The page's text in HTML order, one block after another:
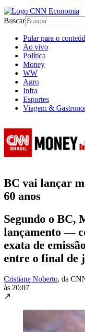
Buscar
Pular para o
Ao vivo
Política
Money
WW
Agro
Infra
Esportes
Viagem &
BC vai lançar
60 anos
Segundo o BC,
lançamento —
exata de
entre o final de
Cristiane Noberto, da
às 20:07